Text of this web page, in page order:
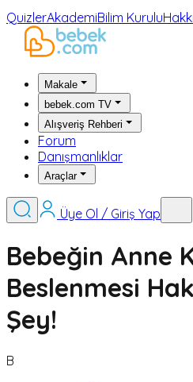
QuizlerAkademiBilim Kurulu
Makale
bebek.com TV
Alışveriş Rehberi
Forum
Danışmanlıklar
Araçlar
Üye Ol / Giriş Yap
Bebeğin Anne
Beslenmesi
Şey!
B